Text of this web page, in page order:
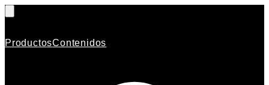
ProductosContenidos